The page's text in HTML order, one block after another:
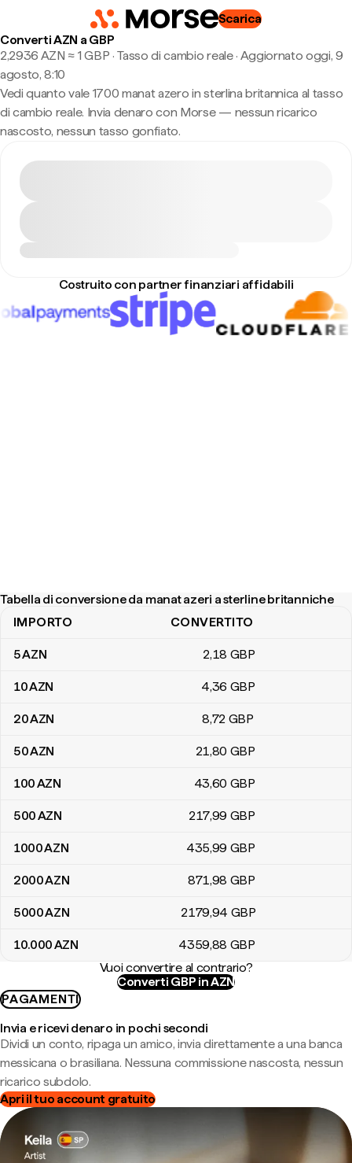
Scarica
Converti AZN a GBP
2,2936 AZN ≈ 1 GBP · Tasso di cambio reale· Aggiornato oggi, 9
agosto, 8:10
Vedi quanto vale 1700 manat azero in sterlina britannica al tasso
di cambio reale. Invia denaro con Morse — nessun ricarico
nascosto, nessun tasso gonfiato.
Costruito con partner finanziari affidabili
Tabella di conversione da manat azeri a sterline britanniche
Tabella di conversione da manat azeri a sterline britanniche
IMPORTO CONVERTITO
5AZN 2,18 GBP
10AZN 4,36 GBP
20AZN 8,72 GBP
50AZN 21,80 GBP
100AZN 43,60 GBP
500AZN 217,99 GBP
1000AZN 435,99 GBP
2000AZN 871,98 GBP
5000AZN 2179,94 GBP
10.000AZN 4359,88 GBP
Vuoi convertire al contrario?
Converti GBP in AZN
PAGAMENTI
Invia e ricevi denaro in pochi secondi
Dividi un conto, ripaga un amico, invia direttamente a una banca
messicana o brasiliana. Nessuna commissione nascosta, nessun
ricarico subdolo.
Apri il tuo account gratuito